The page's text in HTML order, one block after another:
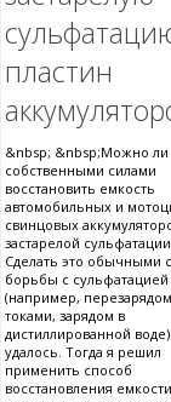
пластин
&nbsp; &nbsp;Можно ли
собственными силами
восстановить емкость
автомобильных и
свинцовых
застарелой
Сделать это обычными
борьбы с сульфатацией
(например,
токами, зарядом в
дистиллированной
удалось. Тогда я решил
применить способ
восстановления емкости